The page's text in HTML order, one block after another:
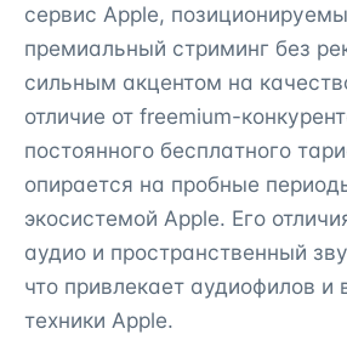
сервис Apple,
премиальный стриминг без
сильным акцентом на
отличие от freemium-
постоянного бесплатного
опирается на пробные
экосистемой Apple. Его
аудио и пространственный
что привлекает аудиофилов и
техники Apple.